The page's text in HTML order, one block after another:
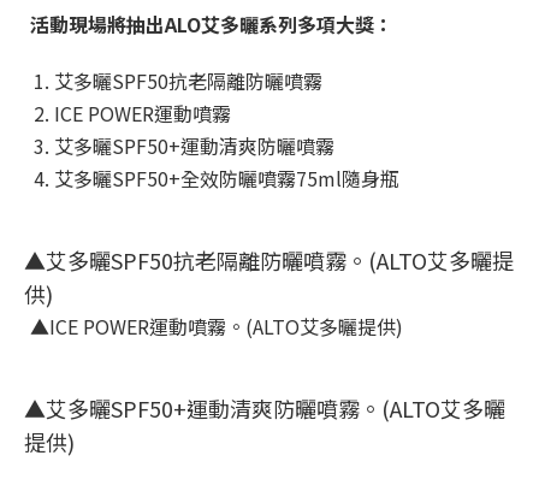
活動現場將抽出ALO艾多曬系列多項大獎：
艾多曬SPF50抗老隔離防曬噴霧
ICE POWER運動噴霧
艾多曬SPF50+運動清爽防曬噴霧
艾多曬SPF50+全效防曬噴霧75ml隨身瓶
▲艾多曬SPF50抗老隔離防曬噴霧。(ALTO艾多曬提
供)
▲ICE POWER運動噴霧。(ALTO艾多曬提供)
▲艾多曬SPF50+運動清爽防曬噴霧。(ALTO艾多曬
提供)